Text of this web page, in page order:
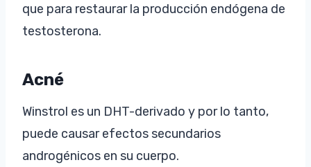
que para restaurar la producción endógena de
testosterona.
Acné
Winstrol es un DHT-derivado y por lo tanto,
puede causar efectos secundarios
androgénicos en su cuerpo.